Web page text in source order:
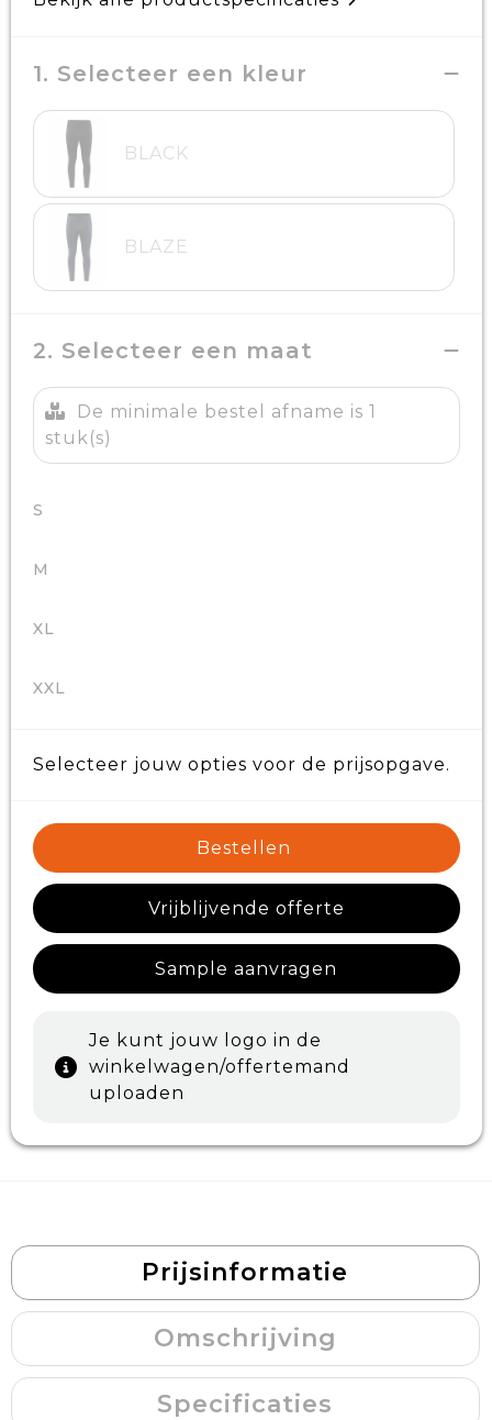
1. Selecteer een kleur
BLACK
BLAZE
2. Selecteer een maat
De minimale bestel afname is 1
stuk(s)
S
M
XL
XXL
Selecteer jouw opties voor de prijsopgave.
Bestellen
Vrijblijvende offerte
Sample aanvragen
Je kunt jouw logo in de
winkelwagen/offertemand
uploaden
Prijsinformatie
Omschrijving
Specificaties